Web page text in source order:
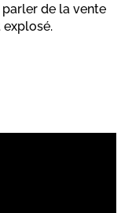
parler de la vente